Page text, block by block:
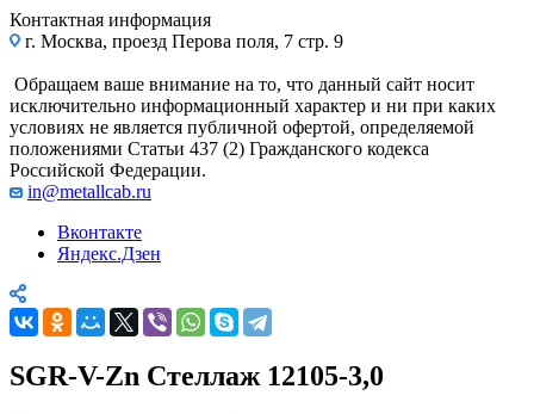
Контактная информация
г. Москва, проезд Перова поля, 7 стр. 9
Обращаем ваше внимание на то, что данный сайт носит
исключительно информационный характер и ни при каких
условиях не является публичной офертой, определяемой
положениями Статьи 437 (2) Гражданского кодекса
Российской Федерации.
in@metallcab.ru
Вконтакте
Яндекс.Дзен
SGR-V-Zn Стеллаж 12105-3,0